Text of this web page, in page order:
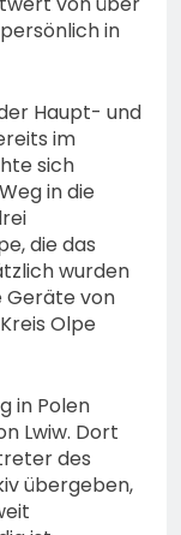
in
Haupt- und
im
sich
in die
die das
wurden
Geräte von
Olpe
in Polen
Lwiw. Dort
des
übergeben,